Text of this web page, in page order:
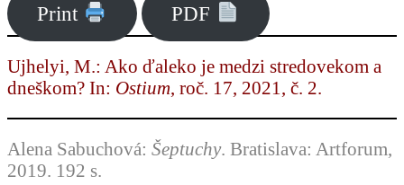
Print PDF
Ujhelyi, M.: Ako ďaleko je medzi stredovekom a
dneškom? In: Ostium, roč. 17, 2021, č. 2.
Alena Sabuchová: Šeptuchy. Bratislava: Artforum,
2019. 192 s.